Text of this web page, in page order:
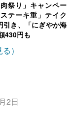
祭り」キャンペー
テーキ重」テイク
引き、「にぎやか海
430円も
）
2日